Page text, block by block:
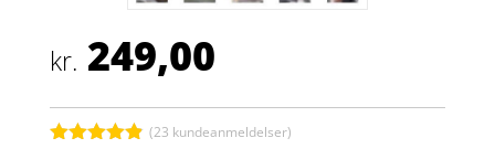
kr. 249,00
(23 kundeanmeldelser)